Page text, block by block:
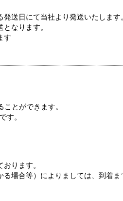
送日にて当社より発送いたします
なります。
す
とができます。
す。
ります。
場合等）によりましては、到着ま